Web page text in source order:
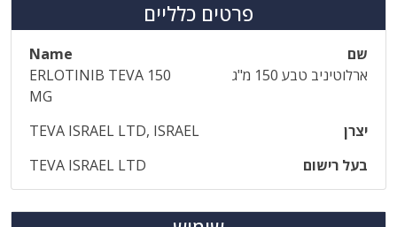
פרטים כלליים
שם
Name
ארלוטיניב טבע 150 מ"ג
ERLOTINIB TEVA 150
MG
יצרן
TEVA ISRAEL LTD, ISRAEL
בעל רישום
TEVA ISRAEL LTD